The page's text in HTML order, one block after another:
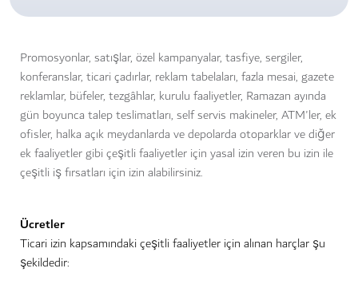
Promosyonlar, satışlar, özel kampanyalar, tasfiye, sergiler,
konferanslar, ticari çadırlar, reklam tabelaları, fazla mesai, gazete
reklamlar, büfeler, tezgâhlar, kurulu faaliyetler, Ramazan ayında
gün boyunca talep teslimatları, self servis makineler, ATM'ler, ek
ofisler, halka açık meydanlarda ve depolarda otoparklar ve diğer
ek faaliyetler gibi çeşitli faaliyetler için yasal izin veren bu izin ile
çeşitli iş fırsatları için izin alabilirsiniz.
Ücretler
Ticari izin kapsamındaki çeşitli faaliyetler için alınan harçlar şu
şekildedir: